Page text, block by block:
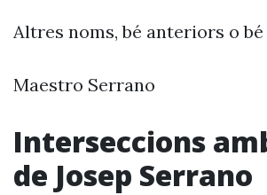
Altres noms, bé anteriors o
Maestro Serrano
Interseccions
de Josep Serrano